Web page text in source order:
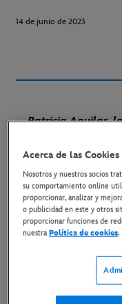
14 de junio de 2023
Patricia Aguilar,
vez desde que fue
"548 días: Captada
30
Link a
Link
Acerca de las Cookies
Nosotros y nuestros socios
su comportamiento online
proporcionar, analizar y
o publicidad en este y otros
proporcionar funciones de
nuestraPolítica de cookies.